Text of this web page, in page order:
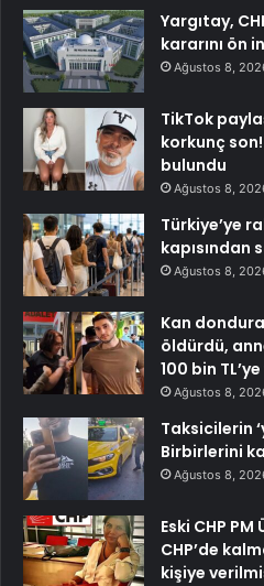
Yargıtay,
kararını ön
Ağustos 8,
TikTok
korkunç
bulundu
Ağustos 8,
Türkiye’ye
kapısından
Ağustos 8,
Kan
öldürdü,
100 bin
Ağustos 8,
Taksicilerin
Birbirlerini
Ağustos 8,
Eski CHP
CHP’de
kişiye